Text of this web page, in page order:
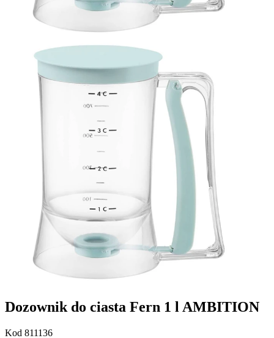
Dozownik do ciasta Fern 1 l AMBITION
Kod 811136